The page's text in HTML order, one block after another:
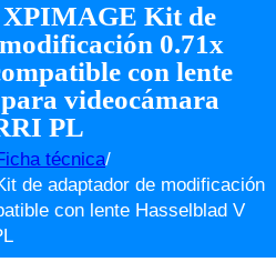
XPIMAGE Kit de
0.71x
con lente
videocámara
PL
técnica/
de adaptador de modificación
con lente Hasselblad V